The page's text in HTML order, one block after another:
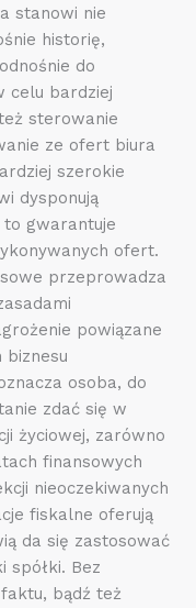
stanowi nie
historię,
do
celu bardziej
sterowanie
ze ofert biura
szerokie
dysponują
gwarantuje
ofert.
przeprowadza
powiązane
biznesu
osoba, do
zdać się w
życiowej, zarówno
finansowych
nieoczekiwanych
fiskalne oferują
da się zastosować
spółki. Bez
bądź też